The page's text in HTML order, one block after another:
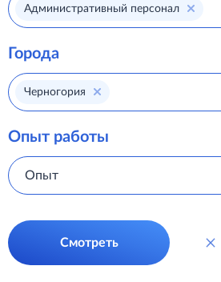
Административный персонал
Города
Черногория
Опыт работы
Опыт
Смотреть